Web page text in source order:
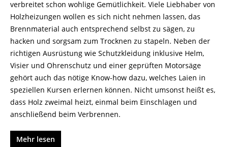
verbreitet schon wohlige Gemütlichkeit. Viele Liebhaber von
Holzheizungen wollen es sich nicht nehmen lassen, das
Brennmaterial auch entsprechend selbst zu sägen, zu
hacken und sorgsam zum Trocknen zu stapeln. Neben der
richtigen Ausrüstung wie Schutzkleidung inklusive Helm,
Visier und Ohrenschutz und einer geprüften Motorsäge
gehört auch das nötige Know-how dazu, welches Laien in
speziellen Kursen erlernen können. Nicht umsonst heißt es,
dass Holz zweimal heizt, einmal beim Einschlagen und
anschließend beim Verbrennen.
Mehr lesen